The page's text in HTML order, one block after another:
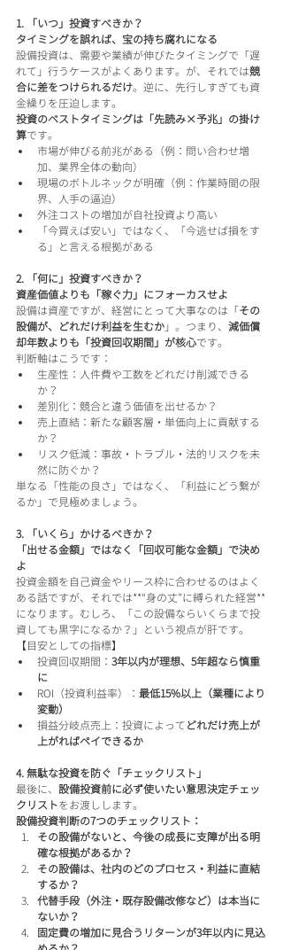
1. 「いつ」投資すべきか？
タイミングを誤れば、宝の持ち腐れになる
設備投資は、需要や業績が伸びたタイミングで「遅
れて」行うケースがよくあります。が、それでは競
合に差をつけられるだけ。逆に、先行しすぎても資
金繰りを圧迫します。
投資のベストタイミングは「先読み×予兆」の掛け
算です。
市場が伸びる前兆がある（例：問い合わせ増
加、業界全体の動向）
現場のボトルネックが明確（例：作業時間の限
界、人手の逼迫）
外注コストの増加が自社投資より高い
「今買えば安い」ではなく、「今逃せば損をす
る」と言える根拠がある
2. 「何に」投資すべきか？
資産価値よりも「稼ぐ力」にフォーカスせよ
設備は資産ですが、経営にとって大事なのは「その
設備が、どれだけ利益を生むか」。つまり、 減価償
却年数よりも「投資回収期間」が核心です。
判断軸はこうです：
生産性：人件費や工数をどれだけ削減できる
か？
差別化：競合と違う価値を出せるか？
売上直結：新たな顧客層・単価向上に貢献する
か？
リスク低減：事故・トラブル・法的リスクを未
然に防ぐか？
単なる「性能の良さ」ではなく、「利益にどう繋が
るか」で見極めましょう。
3. 「いくら」かけるべきか？
「出せる金額」ではなく「回収可能な金額」で決め
よ
投資金額を自己資金やリース枠に合わせるのはよく
ある話ですが、それでは**“身の丈”に縛られた経営**
になります。むしろ、「この設備ならいくらまで投
資しても黒字になるか？」という視点が肝です。
【目安としての指標】
投資回収期間： 3年以内が理想、5年超なら慎重
に
ROI（投資利益率）： 最低15%以上（業種により
変動）
損益分岐点売上：投資によってどれだけ売上が
上がればペイできるか
4. 無駄な投資を防ぐ「チェックリスト」
最後に、 設備投資前に必ず使いたい意思決定チェッ
クリストをお渡しします。
設備投資判断の7つのチェックリスト：
その設備がないと、今後の成長に支障が出る明
確な根拠があるか？
その設備は、社内のどのプロセス・利益に直結
するか？
代替手段（外注・既存設備改修など）は本当に
ないか？
固定費の増加に見合うリターンが3年以内に見込